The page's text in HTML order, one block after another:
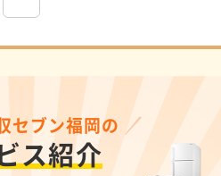
セブン福岡の
ス紹介